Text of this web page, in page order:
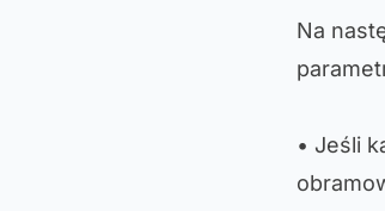
Na
• Jeśli